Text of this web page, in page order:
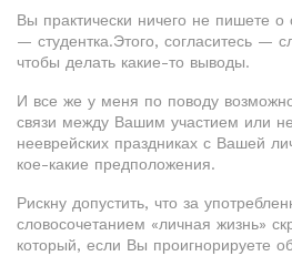
Вы практически ничего не пишете о
— студентка.Этого, согласитесь —
чтобы делать какие-то выводы.
И все же у меня по поводу
связи между Вашим участием или
нееврейских праздниках с Вашей
кое-какие предположения.
Рискну допустить, что за
словосочетанием «личная жизнь»
который, если Вы проигнорируете